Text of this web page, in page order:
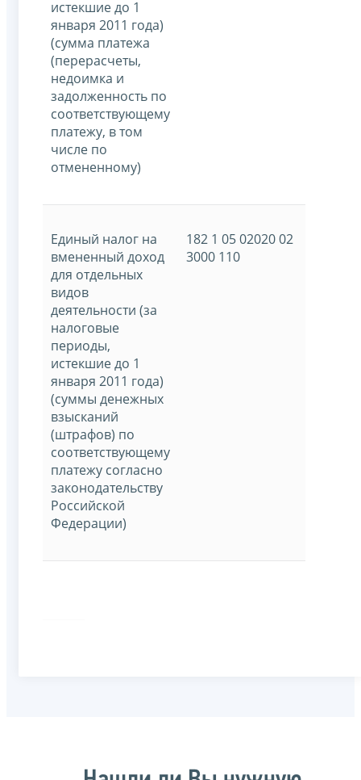
истекшие до 1
января 2011 года)
(сумма платежа
(перерасчеты,
недоимка и
задолженность по
соответствующему
платежу, в том
числе по
отмененному)
Единый налог на
вмененный доход
для отдельных
видов
деятельности (за
налоговые
периоды,
истекшие до 1
января 2011 года)
(суммы денежных
взысканий
(штрафов) по
соответствующему
платежу согласно
законодательству
Российской
Федерации)
182 1 05 02020 02
3000 110